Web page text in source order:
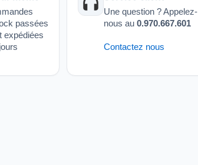
passées
expédiées
Une question ? Appelez-
nous au 0.970.667.601
Contactez nous